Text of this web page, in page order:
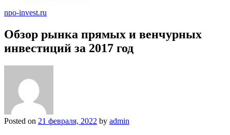
npo-invest.ru
Обзор рынка прямых и венчурных
инвестиций за 2017 год
Posted on 21 февраля, 2022 by admin